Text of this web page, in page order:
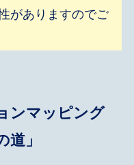
がありますのでご
ンマッピング
」